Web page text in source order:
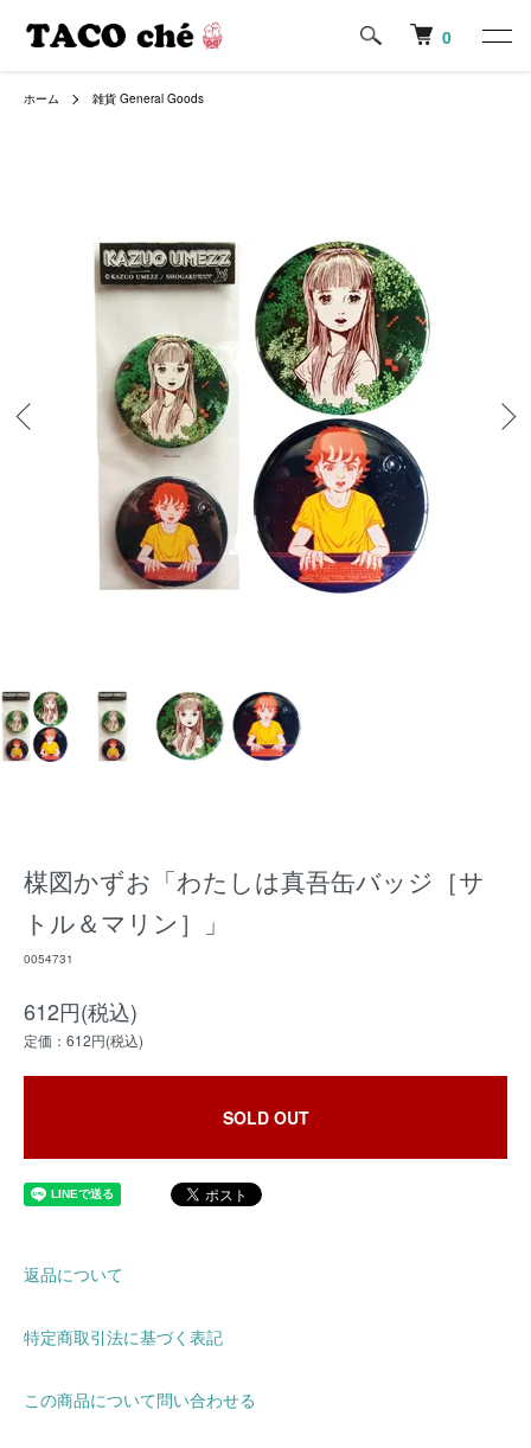
0
ホーム 雑貨 General Goods
楳図かずお「わたしは真吾缶バッジ［サ
トル＆マリン］」
0054731
612円(税込)
定価：612円(税込)
SOLD OUT
返品について
特定商取引法に基づく表記
この商品について問い合わせる